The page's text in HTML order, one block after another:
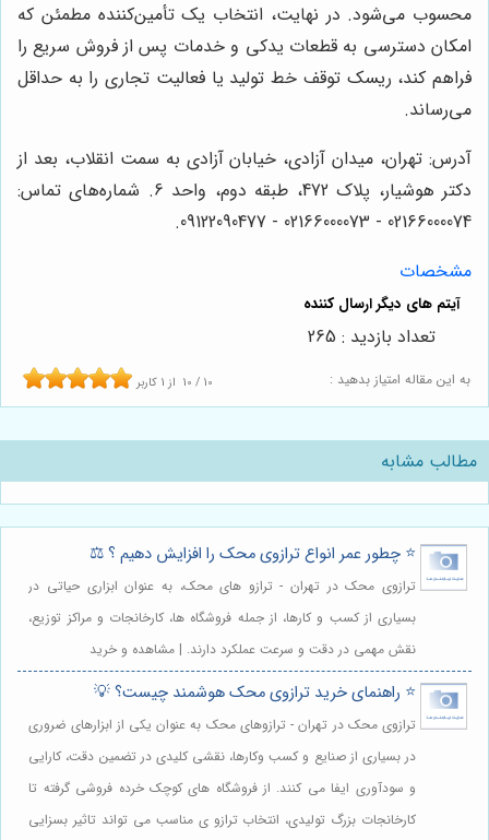
محسوب می‌شود. در نهایت، انتخاب یک تأمین‌کننده مطمئن که
امکان دسترسی به قطعات یدکی و خدمات پس از فروش سریع را
فراهم کند، ریسک توقف خط تولید یا فعالیت تجاری را به حداقل
می‌رساند.
آدرس: تهران، میدان آزادی، خیابان آزادی به سمت انقلاب، بعد از
دکتر هوشیار، پلاک 472، طبقه دوم، واحد 6. شماره‌های تماس:
02166000074 - 02166000073 - 09122090477.
مشخصات
به این مقاله امتیاز بدهید : 10 / 10 از1 کاربر
تعداد بازدید : 265
مطالب مشابه
⭐️ چطور عمر انواع ترازوی محک را افزایش دهیم ؟ ⚖️
ترازوی محک در تهران - ترازو های محک، به عنوان ابزاری حیاتی در
بسیاری از کسب و کارها، از جمله فروشگاه ها، کارخانجات و مراکز توزیع،
نقش مهمی در دقت و سرعت عملکرد دارند. | مشاهده و خرید
⭐️ راهنمای خرید ترازوی محک هوشمند چیست؟ 💡
ترازوی محک در تهران - ترازوهای محک به عنوان یکی از ابزارهای ضروری
در بسیاری از صنایع و کسب وکارها، نقشی کلیدی در تضمین دقت، کارایی
و سودآوری ایفا می کنند. از فروشگاه های کوچک خرده فروشی گرفته تا
کارخانجات بزرگ تولیدی، انتخاب ترازو ی مناسب می تواند تاثیر بسزایی